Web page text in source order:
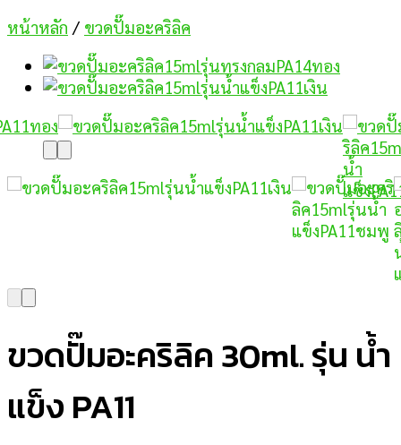
หน้าหลัก / ขวดปั๊มอะคริลิค
ขวดปั๊มอะคริลิค 30ml. รุ่น น้ำ
แข็ง PA11